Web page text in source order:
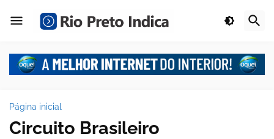
Página inicial
Circuito Brasileiro